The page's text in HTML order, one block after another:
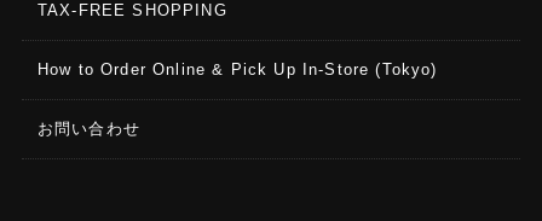
TAX-FREE SHOPPING
How to Order Online & Pick Up In-Store (Tokyo)
お問い合わせ